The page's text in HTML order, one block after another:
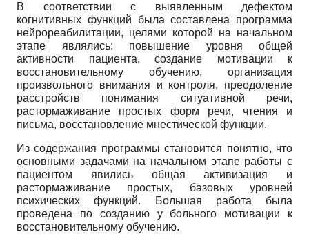
В соответствии с выявленным дефектом
когнитивных функций была составлена программа
нейрореабилитации, целями которой на начальном
этапе являлись: повышение уровня общей
активности пациента, создание мотивации к
восстановительному обучению, организация
произвольного внимания и контроля, преодоление
расстройств понимания ситуативной речи,
растормаживание простых форм речи, чтения и
письма, восстановление мнестической функции.
Из содержания программы становится понятно, что
основными задачами на начальном этапе работы с
пациентом явились общая активизация и
растормаживание простых, базовых уровней
психических функций. Большая работа была
проведена по созданию у больного мотивации к
восстановительному обучению.